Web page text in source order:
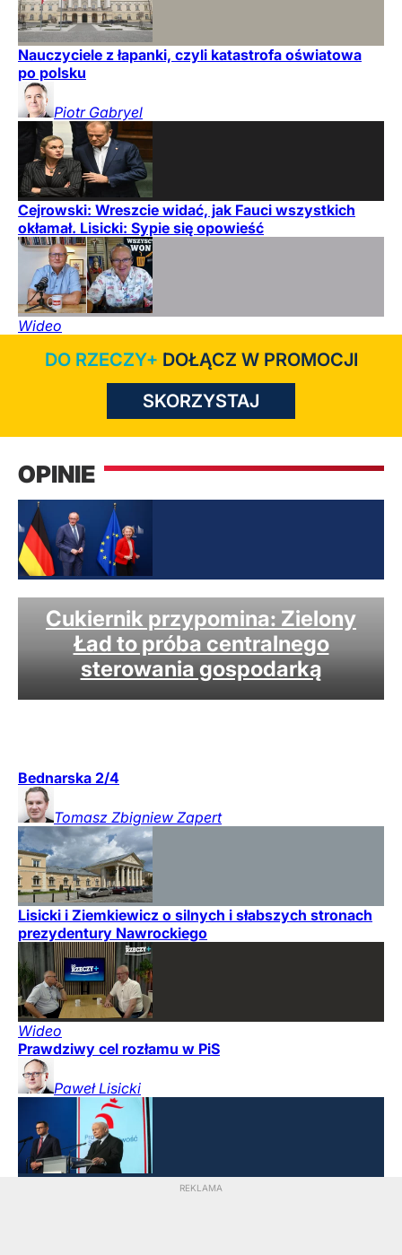
Nauczyciele z łapanki, czyli katastrofa oświatowa
po polsku
Piotr Gabryel
Cejrowski: Wreszcie widać, jak Fauci wszystkich
okłamał. Lisicki: Sypie się opowieść
Wideo
DO RZECZY+ DOŁĄCZ W PROMOCJI
SKORZYSTAJ
OPINIE
Cukiernik przypomina: Zielony
Ład to próba centralnego
sterowania gospodarką
Bednarska 2/4
Tomasz Zbigniew Zapert
Lisicki i Ziemkiewicz o silnych i słabszych stronach
prezydentury Nawrockiego
Wideo
Prawdziwy cel rozłamu w PiS
Paweł Lisicki